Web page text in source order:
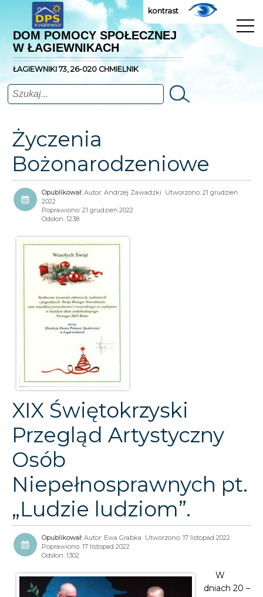
DOM POMOCY SPOŁECZNEJ
W ŁAGIEWNIKACH
ŁAGIEWNIKI 73, 26-020 CHMIELNIK
kontrast
Szukaj
Życzenia
Bożonarodzeniowe
Autor: Andrzej Zawadzki Utworzono: 21 grudzień
2022
Poprawiono: 21 grudzień 2022
Odsłon: 1238
XIX Świętokrzyski
Przegląd Artystyczny
Osób
Niepełnosprawnych pt.
„Ludzie ludziom”.
Autor: Ewa Grabka Utworzono: 17 listopad 2022
Poprawiono: 17 listopad 2022
Odsłon: 1302
W
dniach 20 –